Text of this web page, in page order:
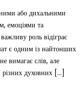
або дихальними
емоціями та
роль відіграє
є одним із найтонших
вимагає слів, але
різних духовних […]